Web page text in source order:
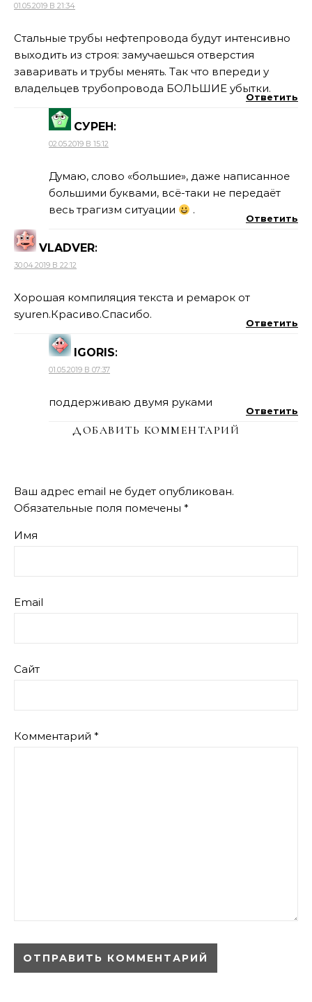
01.05.2019 В 21:34
Стальные трубы нефтепровода будут интенсивно
выходить из строя: замучаешься отверстия
заваривать и трубы менять. Так что впереди у
владельцев трубопровода БОЛЬШИЕ убытки.
Ответить
СУРЕН:
02.05.2019 В 15:12
Думаю, слово «большие», даже написанное
большими буквами, всё-таки не передаёт
весь трагизм ситуации
.
Ответить
VLADVER:
30.04.2019 В 22:12
Хорошая компиляция текста и ремарок от
syuren.Красиво.Спасибо.
Ответить
IGORIS:
01.05.2019 В 07:37
поддерживаю двумя руками
Ответить
ДОБАВИТЬ КОММЕНТАРИЙ
Ваш адрес email не будет опубликован.
Обязательные поля помечены *
Имя
Email
Сайт
Комментарий *